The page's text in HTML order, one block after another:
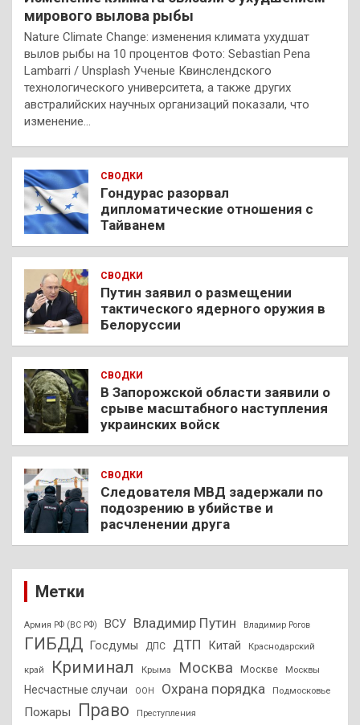
мирового вылова рыбы
Nature Climate Change: изменения климата ухудшат
вылов рыбы на 10 процентов Фото: Sebastian Pena
Lambarri / Unsplash Ученые Квинслендского
технологического университета, а также других
австралийских научных организаций показали, что
изменение…
СВОДКИ
Гондурас разорвал
дипломатические отношения с
Тайванем
СВОДКИ
Путин заявил о размещении
тактического ядерного оружия в
Белоруссии
СВОДКИ
В Запорожской области заявили о
срыве масштабного наступления
украинских войск
СВОДКИ
Следователя МВД задержали по
подозрению в убийстве и
расчленении друга
Метки
Армия РФ (ВС РФ) ВСУ Владимир Путин Владимир Рогов
ГИБДД Госдумы ДПС ДТП Китай Краснодарский
край Криминал Крыма Москва Москве Москвы
Несчастные случаи ООН Охрана порядка Подмосковье
Пожары Право Преступления